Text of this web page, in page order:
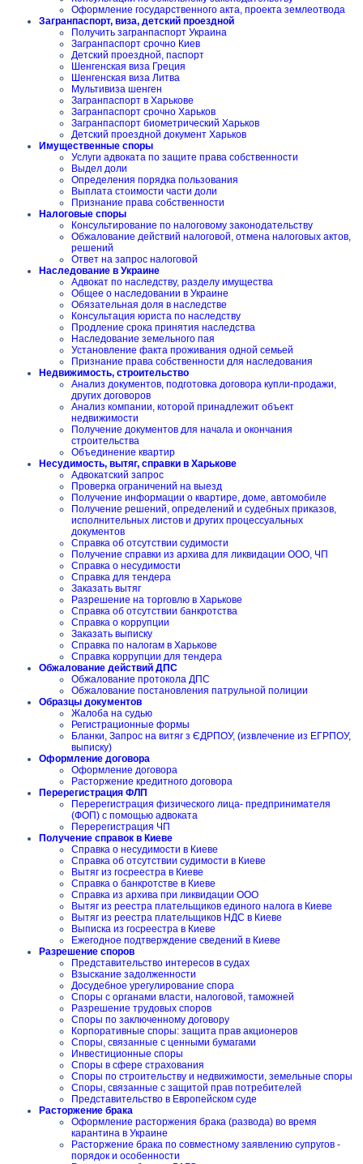
Оформление государственного акта, проекта землеотвода
Загранпаспорт, виза, детский проездной
Получить загранпаспорт Украина
Загранпаспорт срочно Киев
Детский проездной, паспорт
Шенгенская виза Греция
Шенгенская виза Литва
Мультивиза шенген
Загранпаспорт в Харькове
Загранпаспорт срочно Харьков
Загранпаспорт биометрический Харьков
Детский проездной документ Харьков
Имущественные споры
Услуги адвоката по защите права собственности
Выдел доли
Определения порядка пользования
Выплата стоимости части доли
Признание права собственности
Налоговые споры
Консультирование по налоговому законодательству
Обжалование действий налоговой, отмена налоговых актов,
решений
Ответ на запрос налоговой
Наследование в Украине
Адвокат по наследству, разделу имущества
Общее о наследовании в Украине
Обязательная доля в наследстве
Консультация юриста по наследству
Продление срока принятия наследства
Наследование земельного пая
Установление факта проживания одной семьей
Признание права собственности для наследования
Недвижимость, строительство
Анализ документов, подготовка договора купли-продажи,
других договоров
Анализ компании, которой принадлежит объект
недвижимости
Получение документов для начала и окончания
строительства
Объединение квартир
Несудимость, вытяг, справки в Харькове
Адвокатский запрос
Проверка ограничений на выезд
Получение информации о квартире, доме, автомобиле
Получение решений, определений и судебных приказов,
исполнительных листов и других процессуальных
документов
Справка об отсутствии судимости
Получение справки из архива для ликвидации ООО, ЧП
Справка о несудимости
Справка для тендера
Заказать вытяг
Разрешение на торговлю в Харькове
Справка об отсутствии банкротства
Справка о коррупции
Заказать выписку
Справка по налогам в Харькове
Справка коррупции для тендера
Обжалование действий ДПС
Обжалование протокола ДПС
Обжалование постановления патрульной полиции
Образцы документов
Жалоба на судью
Регистрационные формы
Бланки, Запрос на витяг з ЄДРПОУ, (извлечение из ЕГРПОУ,
выписку)
Оформление договора
Оформление договора
Расторжение кредитного договора
Перерегистрация ФЛП
Перерегистрация физического лица- предпринимателя
(ФОП) с помощью адвоката
Перерегистрация ЧП
Получение справок в Киеве
Справка о несудимости в Киеве
Справка об отсутствии судимости в Киеве
Вытяг из госреестра в Киеве
Справка о банкротстве в Киеве
Справка из архива при ликвидации ООО
Вытяг из реестра плательщиков единого налога в Киеве
Вытяг из реестра плательщиков НДС в Киеве
Выписка из госреестра в Киеве
Ежегодное подтверждение сведений в Киеве
Разрешение споров
Представительство интересов в судах
Взыскание задолженности
Досудебное урегулирование спора
Споры с органами власти, налоговой, таможней
Разрешение трудовых споров
Споры по заключенному договору
Корпоративные споры: защита прав акционеров
Споры, связанные с ценными бумагами
Инвестиционные споры
Споры в сфере страхования
Споры по строительству и недвижимости, земельные споры
Споры, связанные с защитой прав потребителей
Представительство в Европейском суде
Расторжение брака
Оформление расторжения брака (развода) во время
карантина в Украине
Расторжение брака по совместному заявлению супругов -
порядок и особенности